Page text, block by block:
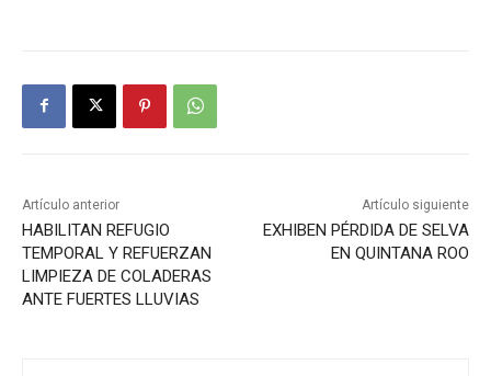
Artículo anterior
HABILITAN REFUGIO
TEMPORAL Y REFUERZAN
LIMPIEZA DE COLADERAS
ANTE FUERTES LLUVIAS
Artículo siguiente
EXHIBEN PÉRDIDA DE SELVA
EN QUINTANA ROO